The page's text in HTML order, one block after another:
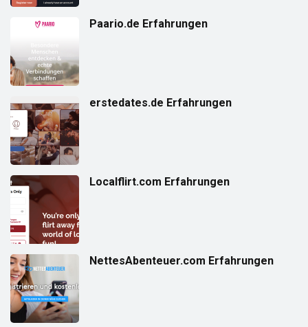
Paario.de Erfahrungen
erstedates.de Erfahrungen
Localflirt.com Erfahrungen
NettesAbenteuer.com Erfahrungen